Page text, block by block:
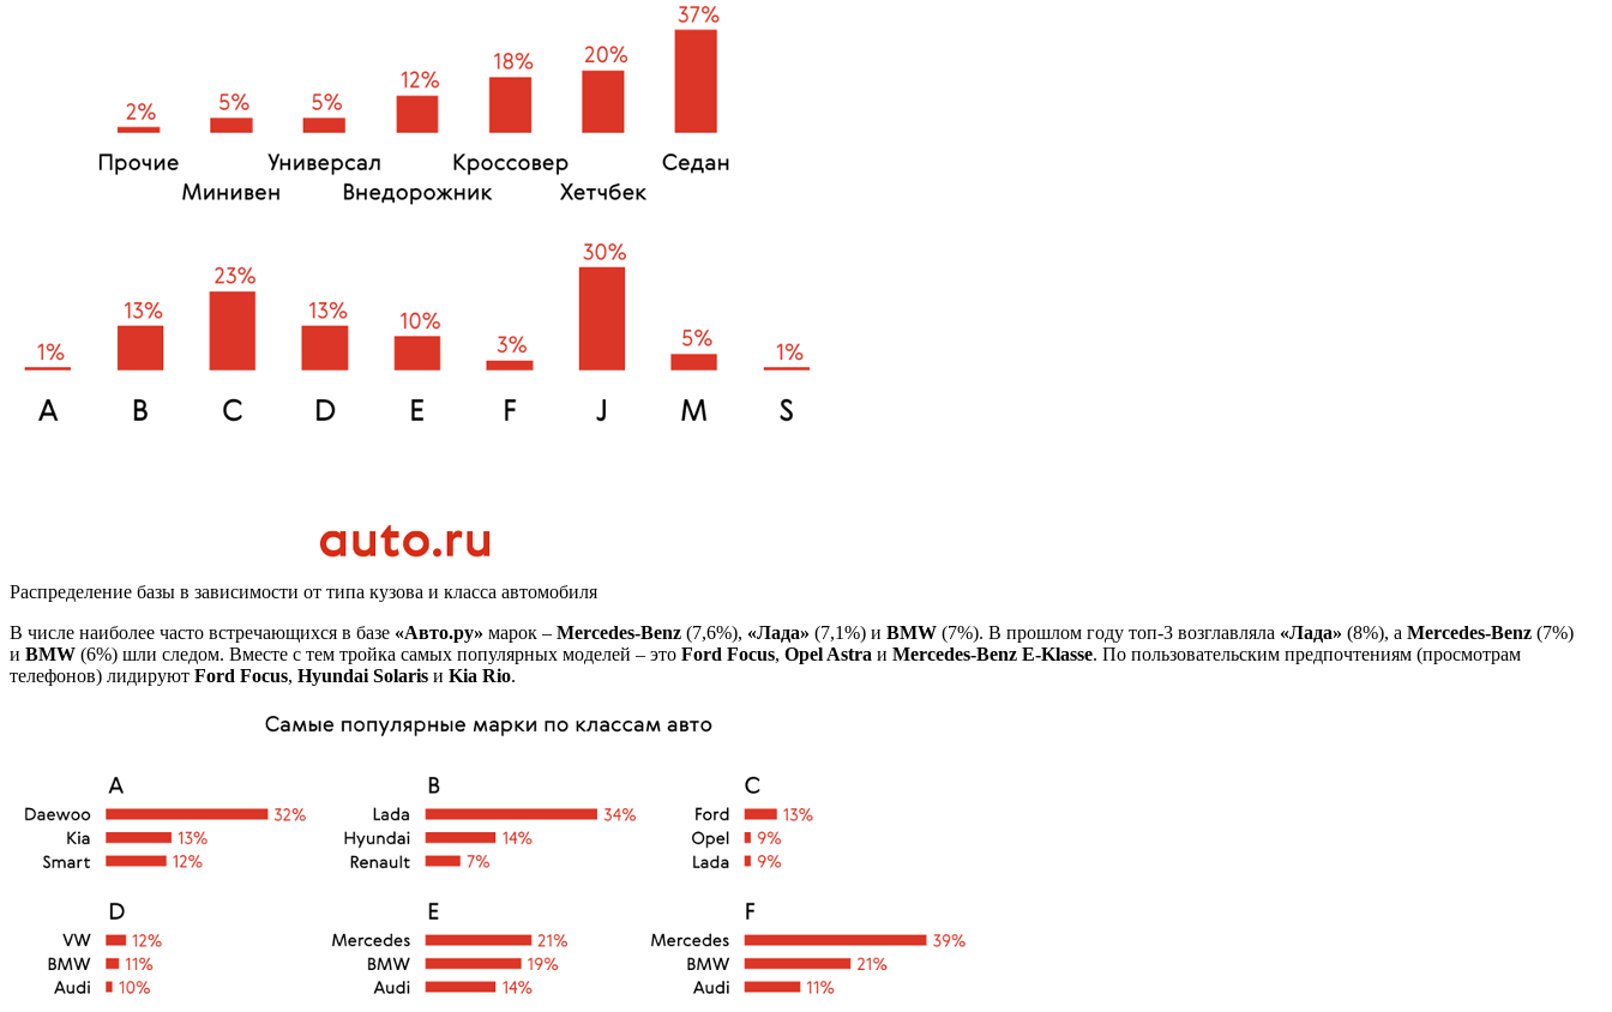
Распределение базы в зависимости от типа кузова и класса автомобиля
В числе наиболее часто встречающихся в базе «Авто.ру» марок – Mercedes-Benz (7,6%), «Лада» (7,1%) и BMW (7%). В прошлом году топ-3 возглавляла «Лада» (8%), а Mercedes-Benz (7%)
и BMW (6%) шли следом. Вместе с тем тройка самых популярных моделей – это Ford Focus, Opel Astra и Mercedes-Benz E-Klasse. По пользовательским предпочтениям (просмотрам
телефонов) лидируют Ford Focus, Hyundai Solaris и Kia Rio.